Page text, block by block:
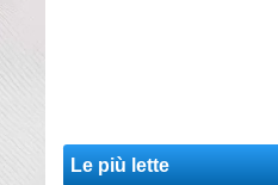
Le più lette